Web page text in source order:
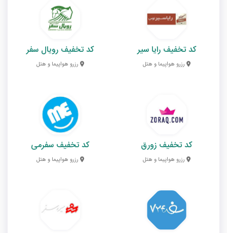
کد تخفیف رایا سیر
رزرو هواپیما و هتل
کد تخفیف رویال سفر
رزرو هواپیما و هتل
کد تخفیف زورق
رزرو هواپیما و هتل
کد تخفیف سفرمی
رزرو هواپیما و هتل